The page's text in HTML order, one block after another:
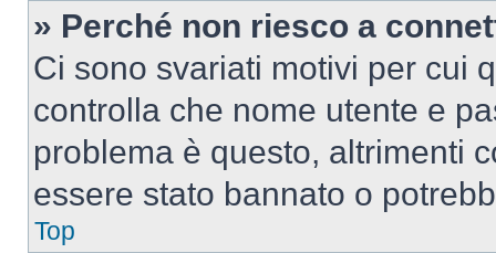
» Perché non riesco a
Ci sono svariati motivi per cui
controlla che nome utente e
problema è questo, altrimenti
essere stato bannato o
Top